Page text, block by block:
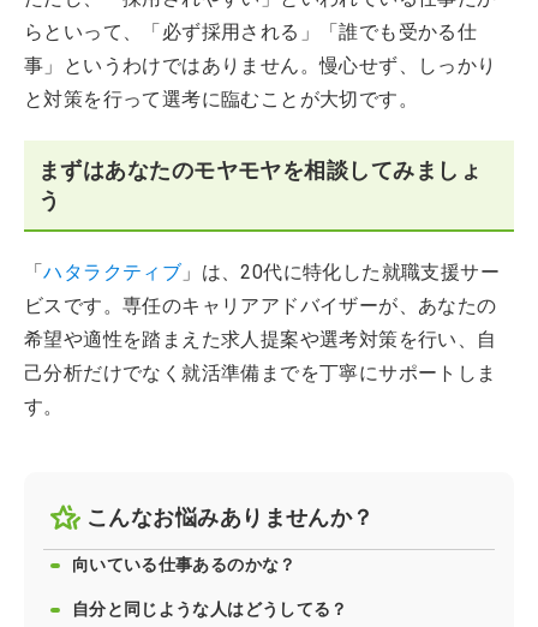
らといって、「必ず採用される」「誰でも受かる仕
事」というわけではありません。慢心せず、しっかり
と対策を行って選考に臨むことが大切です。
まずはあなたのモヤモヤを相談してみましょ
う
「ハタラクティブ 」は、20代に特化した就職支援サー
ビスです。専任のキャリアアドバイザーが、あなたの
希望や適性を踏まえた求人提案や選考対策を行い、自
己分析だけでなく就活準備までを丁寧にサポートしま
す。
こんなお悩みありませんか？
向いている仕事あるのかな？
自分と同じような人はどうしてる？